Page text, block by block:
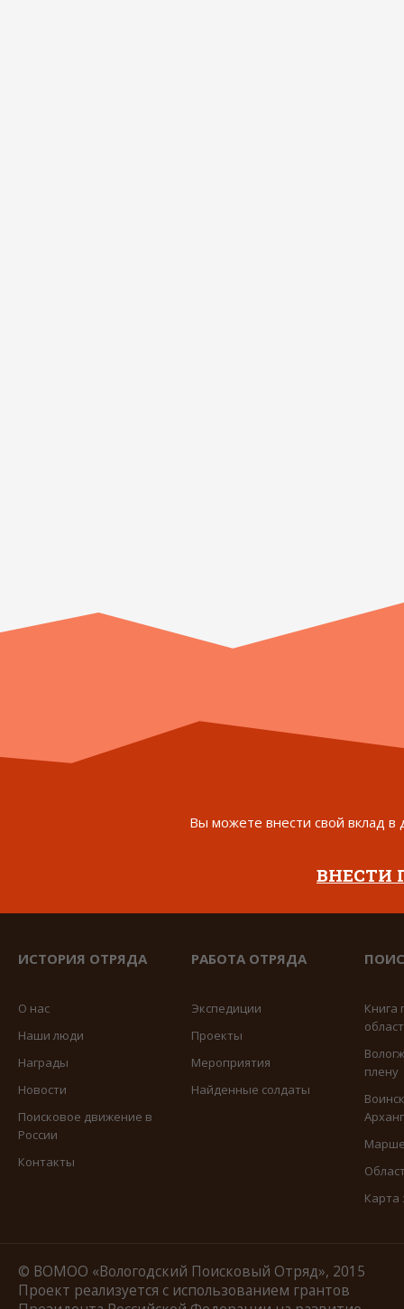
Вы можете внести свой вклад в
ВНЕСТИ
ИСТОРИЯ ОТРЯДА
О нас
Наши люди
Награды
Новости
Поисковое движение в
России
Контакты
РАБОТА ОТРЯДА
Экспедиции
Проекты
Мероприятия
Найденные солдаты
Книга
плену
Карта
© ВОМОО «Вологодский Поисковый Отряд», 2015
Проект реализуется с использованием грантов